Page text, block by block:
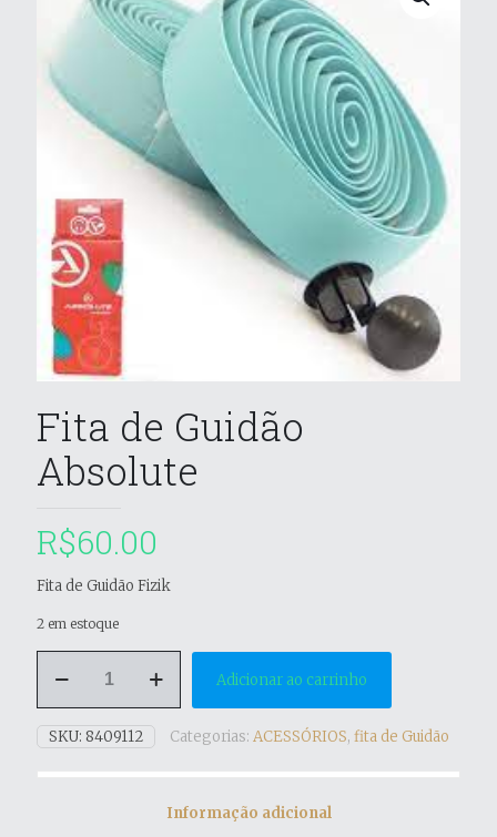
Fita de Guidão
Absolute
R$60.00
Fita de Guidão Fizik
2 em estoque
Absolute
quantidade
Adicionar ao carrinho
SKU: 8409112 Categorias: ACESSÓRIOS, fita de Guidão
Informação adicional